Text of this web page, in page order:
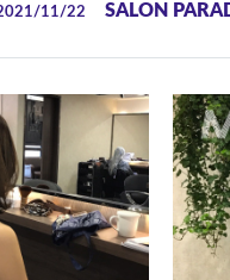
11/22 SALON